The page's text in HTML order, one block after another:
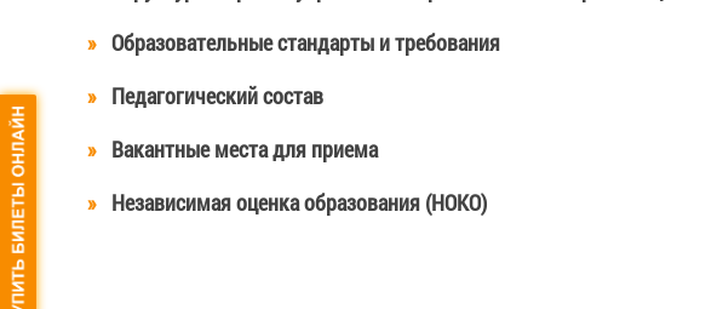
Образовательные стандарты и требования
Педагогический состав
Вакантные места для приема
Независимая оценка образования (НОКО)